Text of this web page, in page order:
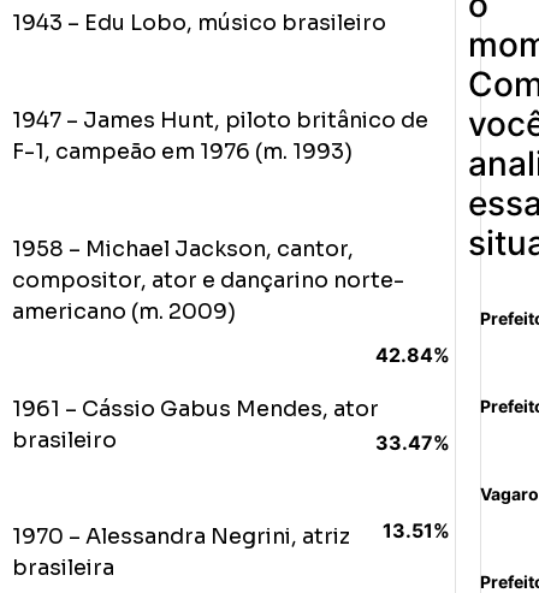
1943 – Edu Lobo, músico brasileiro
1947 – James Hunt, piloto britânico de
F-1, campeão em 1976 (m. 1993)
1958 – Michael Jackson, cantor,
compositor, ator e dançarino norte-
americano (m. 2009)
1961 – Cássio Gabus Mendes, ator
brasileiro
1970 – Alessandra Negrini, atriz
brasileira
42.84%
33.47%
13.51%